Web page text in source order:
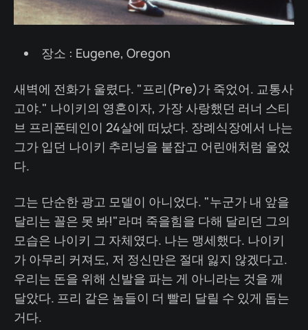
장소 : Eugene, Oregon
새벽에 전화가 울렸다. "프리(Pre)가 죽었어. 교통사
고야." 나이키의 영혼이자, 가장 사랑했던 러너 스티
브 프리폰테인이 24살에 떠났다. 장례식장에서 나는
그가 입던 나이키 추리닝을 붙잡고 어린애처럼 울었
다.
그는 단순한 광고 모델이 아니었다. "누군가 내 앞을
달리는 꼴은 못 봐!"라며 죽을힘을 다해 달리던 그의
모습은 나이키 그 자체였다. 나는 맹세했다. 나이키
가 아무리 커져도, 저 정신만은 절대 잃지 않겠다고.
우리는 돈을 위해 신발을 파는 게 아니라는 것을 깨
달았다. 프리 같은 놈들이 더 빨리 달릴 수 있게 돕는
거다.